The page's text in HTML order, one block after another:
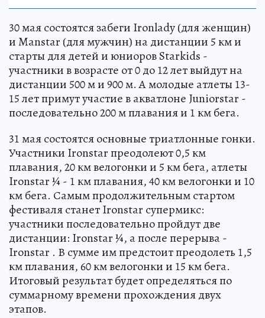
30 мая состоятся забеги Ironlady (для женщин)
и Manstar (для мужчин) на дистанции 5 км и
старты для детей и юниоров Starkids -
участники в возрасте от 0 до 12 лет выйдут на
дистанции 500 м и 900 м. А молодые атлеты 13-
15 лет примут участие в акватлоне Juniorstar -
последовательно 200 м плавания и 1 км бега.
31 мая состоятся основные триатлонные гонки.
Участники Ironstar преодолеют 0,5 км
плавания, 20 км велогонки и 5 км бега, атлеты
Ironstar ¼ - 1 км плавания, 40 км велогонки и 10
км бега. Самым продолжительным стартом
фестиваля станет Ironstar супермикс:
участники последовательно пройдут две
дистанции: Ironstar ¼, а после перерыва -
Ironstar . В сумме им предстоит преодолеть 1,5
км плавания, 60 км велогонки и 15 км бега.
Итоговый результат будет определяться по
суммарному времени прохождения двух
этапов.